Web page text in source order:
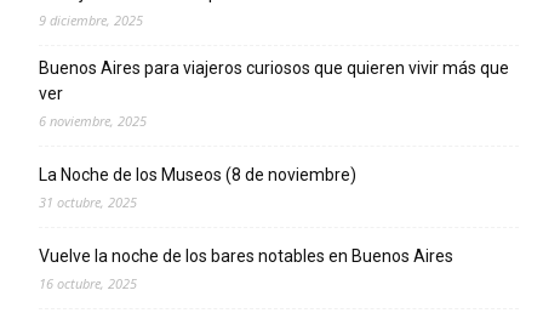
9 diciembre, 2025
Buenos Aires para viajeros curiosos que quieren vivir más que
ver
6 noviembre, 2025
La Noche de los Museos (8 de noviembre)
31 octubre, 2025
Vuelve la noche de los bares notables en Buenos Aires
16 octubre, 2025